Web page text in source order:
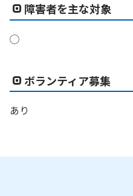
障害者を主な対象
◯
ボランティア募集
あり